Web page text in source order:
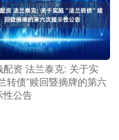
配资 法兰泰克: 关于实
转债”赎回暨摘牌的第六
性公告